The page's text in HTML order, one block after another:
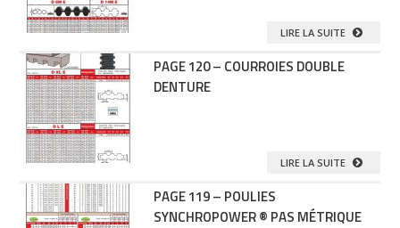
LIRE LA SUITE
PAGE 120 – COURROIES DOUBLE
DENTURE
LIRE LA SUITE
PAGE 119 – POULIES
SYNCHROPOWER ® PAS MÉTRIQUE